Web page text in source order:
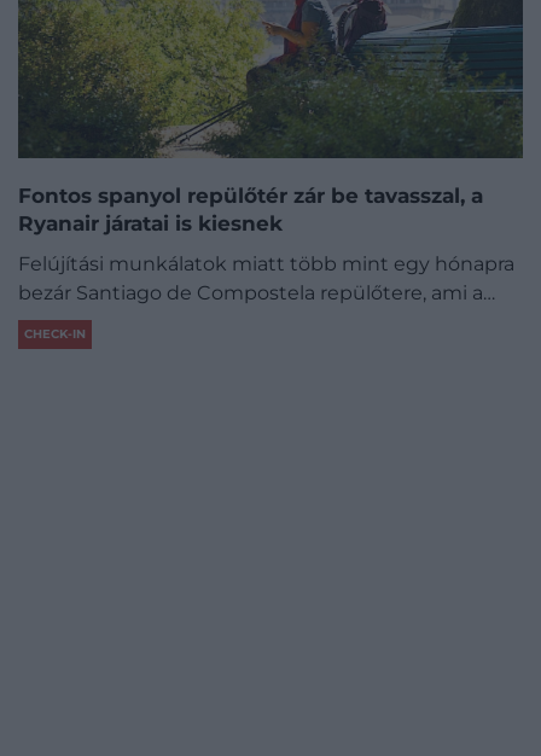
Fontos spanyol repülőtér zár be tavasszal, a
Ryanair járatai is kiesnek
Felújítási munkálatok miatt több mint egy hónapra
bezár Santiago de Compostela repülőtere, ami a…
CHECK-IN